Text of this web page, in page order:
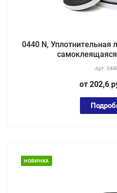
0440 N, Уплотнительная
Арт.
от 202,6
НОВИНКА